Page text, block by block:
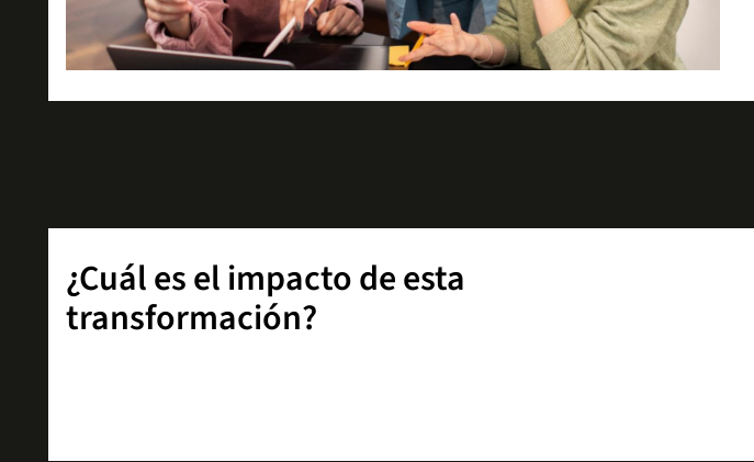
¿Cuál es el impacto de esta
transformación?